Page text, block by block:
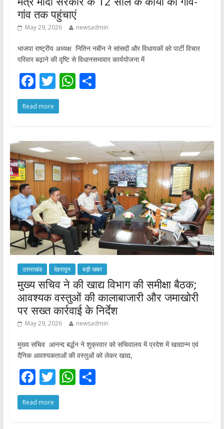
गांव तक पहुंचाएं
May 29, 2026 newsadmin
भाजपा राष्ट्रीय अध्यक्ष नितिन नबीन ने सांसदों और विधायकों को पार्टी विचार
परिवार बढ़ाने की दृष्टि से विधानसभावार कार्ययोजना में
F
ac
e
o
o
k
T
w
itt
W
A
p
p
S
Read more
उत्तराखंड देहरादून बड़ी खबर
मुख्य सचिव ने की खाद्य विभाग की समीक्षा बैठक;
आवश्यक वस्तुओं की कालाबाजारी और जमाखोरी
पर सख्त कार्रवाई के निर्देश
May 29, 2026 newsadmin
मुख्य सचिव आनन्द बर्द्धन ने शुक्रवार को सचिवालय में प्रदेश में खाद्यान्न एवं
दैनिक आवश्यकताओं की वस्तुओं को लेकर खाद्य,
F
ac
e
T
w
itt
W S
Read more